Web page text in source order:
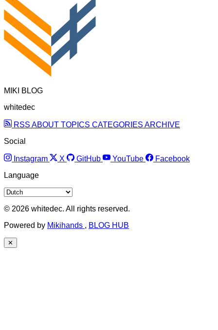
MIKI BLOG
whitedec
RSS ABOUT TOPICS CATEGORIES ARCHIVE
Social
Instagram X GitHub YouTube
Facebook
Language
© 2026 whitedec. All rights reserved.
Powered by Mikihands , BLOG HUB
✕